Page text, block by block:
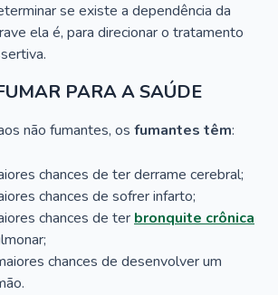
se existe a dependência da
ela é, para direcionar o tratamento
PARA A SAÚDE
não fumantes, os fumantes têm:
chances de ter derrame cerebral;
chances de sofrer infarto;
chances de terbronquite crônica
chances de desenvolver um